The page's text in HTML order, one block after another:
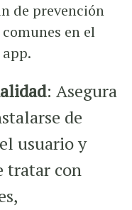
de prevención
en el
: Asegura
de
usuario y
tratar con